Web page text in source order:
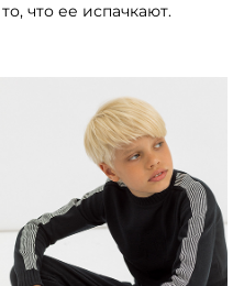
что ее испачкают.